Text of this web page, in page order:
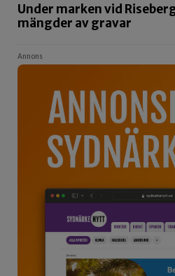
Under marken vid
mängder av gravar
Annons